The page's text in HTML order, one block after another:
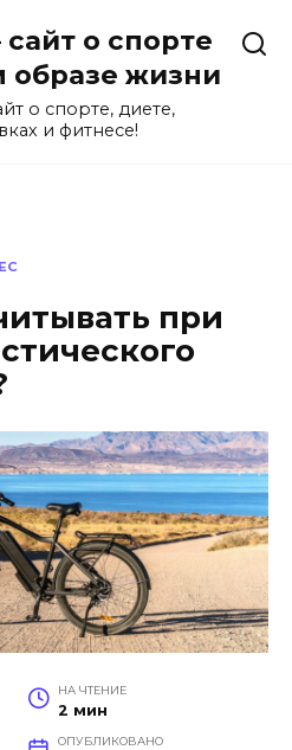
о спорте
образе жизни
о спорте, диете,
и фитнесе!
при
НА ЧТЕНИЕ
2 мин
ОПУБЛИКОВАНО